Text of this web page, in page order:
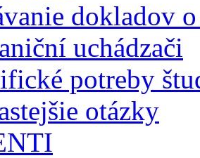
dokladov
uchádzači
potreby
otázky